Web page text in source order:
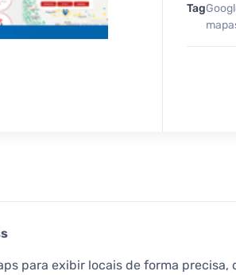
Tag
para exibir locais de forma